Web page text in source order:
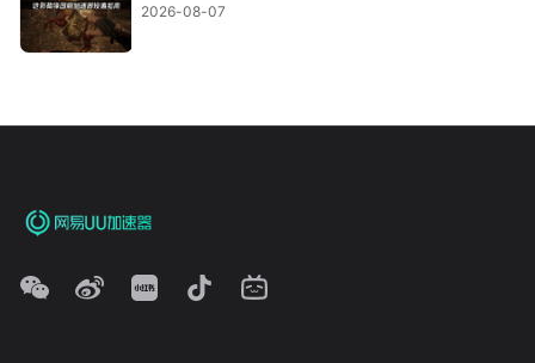
2026-08-07